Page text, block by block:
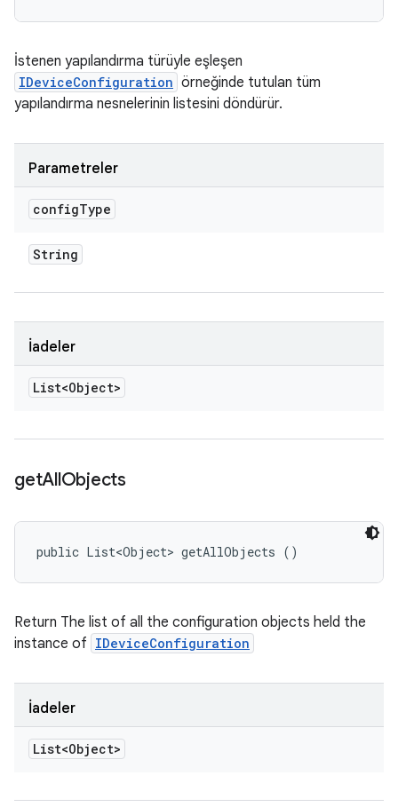
İstenen yapılandırma türüyle eşleşen
IDeviceConfiguration örneğinde tutulan tüm
yapılandırma nesnelerinin listesini döndürür.
Parametreler
configType
String
İadeler
List<Object>
getAllObjects
public List<Object> getAllObjects ()
Return The list of all the configuration objects held the
instance of IDeviceConfiguration
İadeler
List<Object>